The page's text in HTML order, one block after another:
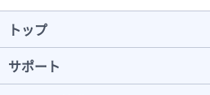
トップ
サポート